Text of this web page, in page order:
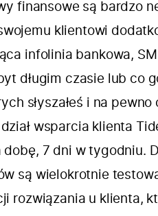
finansowe są bardzo
klientowi
infolinia bankowa,
długim czasie lub co
słyszałeś i na
wsparcia klienta
7 dni w tygodniu.
są wielokrotnie
rozwiązania u klienta,